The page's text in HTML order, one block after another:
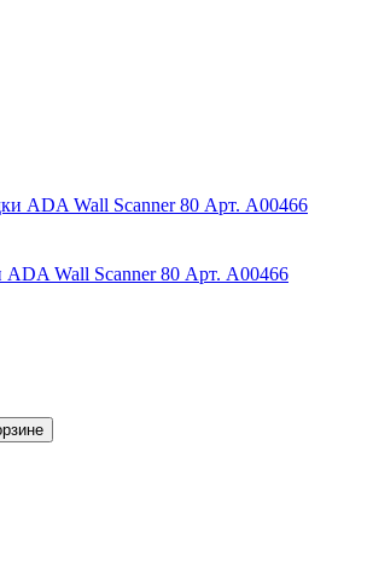
ADA Wall Scanner 80 Арт. А00466